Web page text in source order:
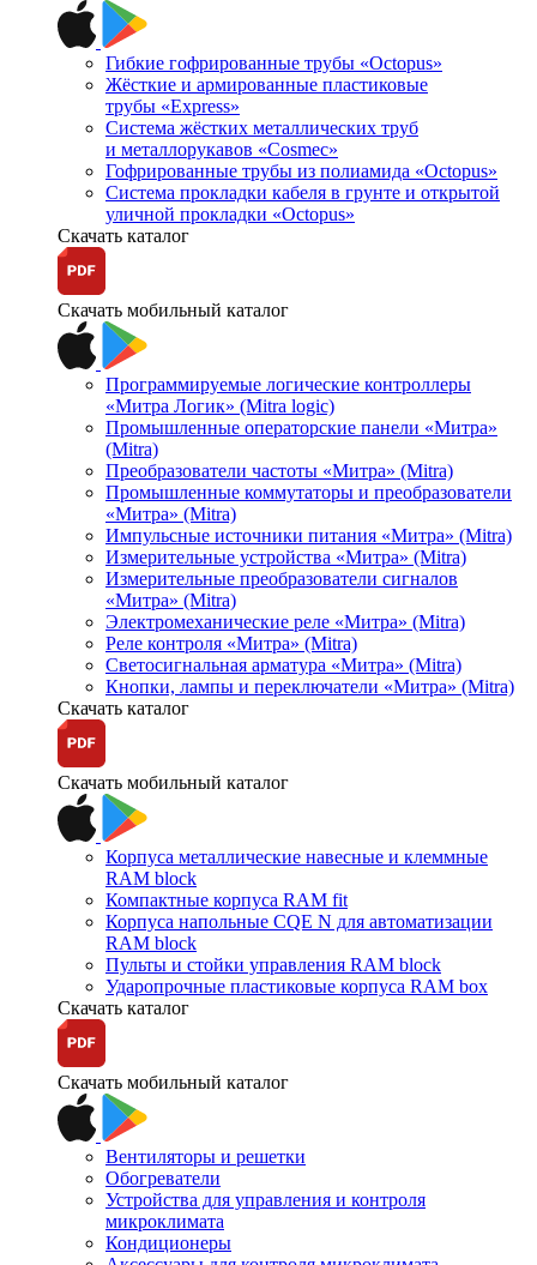
Гибкие гофрированные трубы «Octopus»
Жёсткие и армированные пластиковые
трубы «Express»
Система жёстких металлических труб
и металлорукавов «Cosmec»
Гофрированные трубы из полиамида «Octopus»
Система прокладки кабеля в грунте и открытой
уличной прокладки «Octopus»
Скачать каталог
Скачать мобильный каталог
Программируемые логические контроллеры
«Митра Логик» (Mitra logic)
Промышленные операторские панели «Митра»
(Mitra)
Преобразователи частоты «Митра» (Mitra)
Промышленные коммутаторы и преобразователи
«Митра» (Mitra)
Импульсные источники питания «Митра» (Mitra)
Измерительные устройства «Митра» (Mitra)
Измерительные преобразователи сигналов
«Митра» (Mitra)
Электромеханические реле «Митра» (Mitra)
Реле контроля «Митра» (Mitra)
Светосигнальная арматура «Митра» (Mitra)
Кнопки, лампы и переключатели «Митра» (Mitra)
Скачать каталог
Скачать мобильный каталог
Корпуса металлические навесные и клеммные
RAM block
Компактные корпуса RAM fit
Корпуса напольные CQE N для автоматизации
RAM block
Пульты и стойки управления RAM block
Ударопрочные пластиковые корпуса RAM box
Скачать каталог
Скачать мобильный каталог
Вентиляторы и решетки
Обогреватели
Устройства для управления и контроля
микроклимата
Кондиционеры